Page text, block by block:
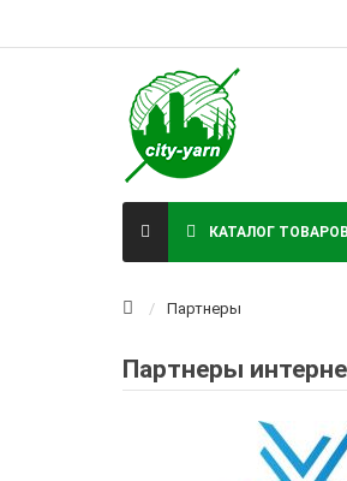
КАТАЛОГ ТОВАРОВ
Партнеры
Партнеры